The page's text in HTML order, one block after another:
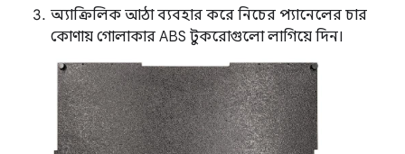
অ্যাক্রিলিক আঠা ব্যবহার করে নিচের প্যানেলের চার
কোণায় গোলাকার ABS টুকরোগুলো লাগিয়ে দিন।